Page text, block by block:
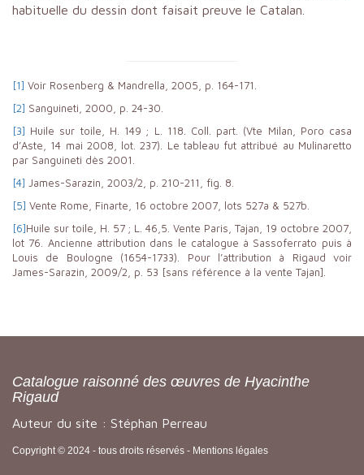
habituelle du dessin dont faisait preuve le Catalan.
[1] Voir Rosenberg & Mandrella, 2005, p. 164-171.
[2] Sanguineti, 2000, p. 24-30.
[3] Huile sur toile, H. 149 ; L. 118. Coll. part. (Vte Milan, Poro casa
d’Aste, 14 mai 2008, lot. 237). Le tableau fut attribué au Mulinaretto
par Sanguineti dès 2001.
[4] James-Sarazin, 2003/2, p. 210-211, fig. 8.
[5] Vente Rome, Finarte, 16 octobre 2007, lots 527a & 527b.
[6]Huile sur toile, H. 57 ; L. 46,5. Vente Paris, Tajan, 19 octobre 2007,
lot 76. Ancienne attribution dans le catalogue à Sassoferrato puis à
Louis de Boulogne (1654-1733). Pour l’attribution à Rigaud voir
James-Sarazin, 2009/2, p. 53 [sans référence à la vente Tajan].
Catalogue raisonné des œuvres de Hyacinthe
Rigaud
Auteur du site : Stéphan Perreau
Copyright © 2024 - tous droits réservés - Mentions légales